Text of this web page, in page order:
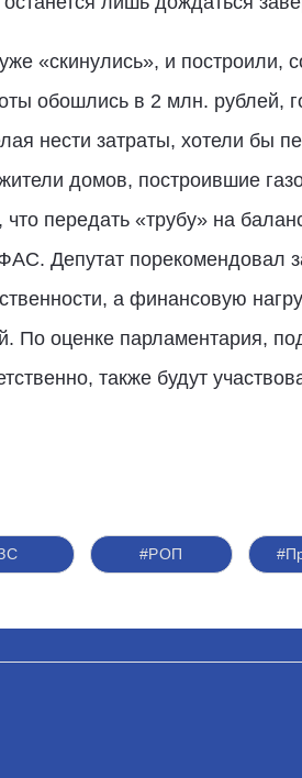
«скинулись», и построили,
обошлись в 2 млн. рублей,
нести затраты, хотели бы
домов, построившие
передать «трубу» на
Депутат порекомендовал
а финансовую
По оценке парламентария,
также будут
#РОП